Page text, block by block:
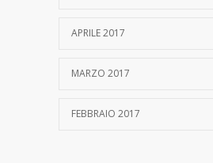
APRILE 2017
MARZO 2017
FEBBRAIO 2017